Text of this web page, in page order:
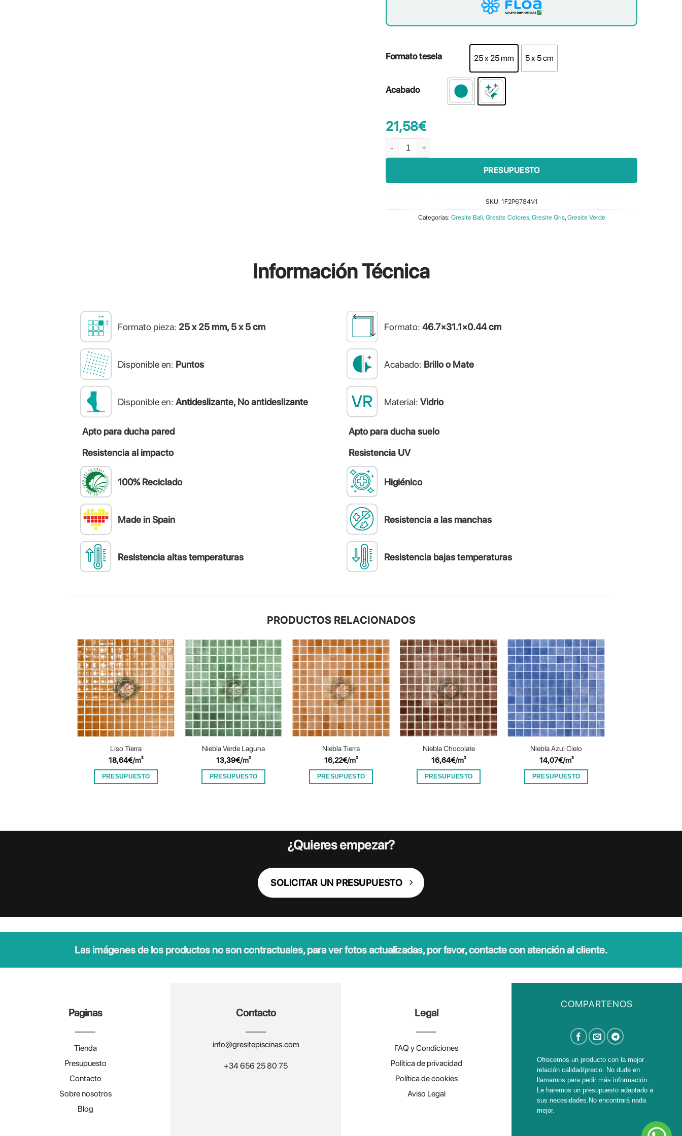
Formato tesela 25 x 25 mm 5 x 5 cm
Acabado
21,58€
Lúmina Pure Paleaqua cantidad
PRESUPUESTO
SKU: 1F2P6784V1
Categorías: Gresite Bali, Gresite Colores, Gresite Gris, Gresite Verde
InformaciónTécnica
Formato pieza: 25 x 25 mm, 5 x 5 cm Formato: 46.7×31.1×0.44 cm
Disponible en: Puntos Acabado: Brillo o Mate
Disponible en: Antideslizante, No antideslizante Material: Vidrio
Apto para ducha pared
Apto para ducha suelo
Resistencia al impacto
Resistencia UV
100% Reciclado Higiénico
Made in Spain Resistencia a las manchas
Resistencia altas temperaturas Resistencia bajas temperaturas
PRODUCTOS RELACIONADOS
Liso Tierra
18,64€/m²
PRESUPUESTO
Niebla Verde Laguna
13,39€/m²
PRESUPUESTO
Niebla Tierra
16,22€/m²
PRESUPUESTO
Niebla Chocolate
16,64€/m²
PRESUPUESTO
Niebla Azul Cielo
14,07€/m²
PRESUPUESTO
¿Quieres empezar?
SOLICITAR UN PRESUPUESTO
Las imágenes de los productos no son contractuales, para ver fotos actualizadas, por favor, contacte con atención al cliente.
Paginas
Tienda
Presupuesto
Contacto
Sobre nosotros
Blog
Contacto
info@gresitepiscinas.com
+34 656 25 80 75
Legal
FAQ y Condiciones
Política de privacidad
Política de cookies
Aviso Legal
COMPARTENOS
Ofrecemos un producto con la mejor
relación calidad/precio. No dude en
llamarnos para pedir más información.
Le haremos un presupuesto adaptado a
sus necesidades.No encontrará nada
mejor.